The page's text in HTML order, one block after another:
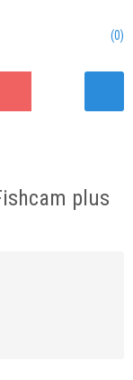
0
plus